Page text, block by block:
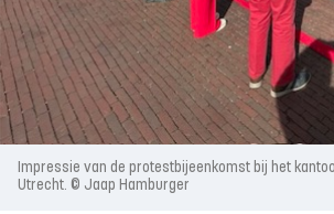
Impressie van de protestbijeenkomst bij het
Utrecht. © Jaap Hamburger